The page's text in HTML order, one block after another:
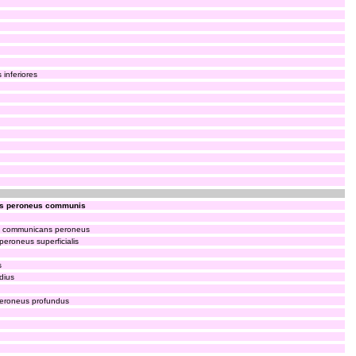
inferiores
peroneus communis
communicans peroneus
superficialis
profundus